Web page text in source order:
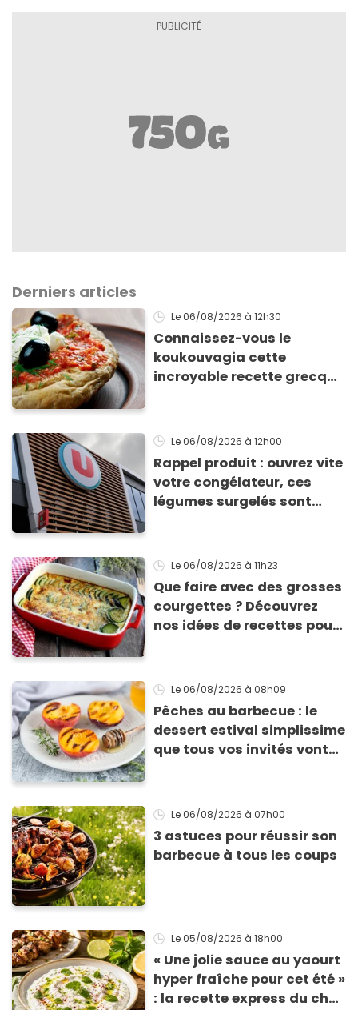
Derniers articles
Le 06/08/2026 à 12h30
Connaissez-vous le
koukouvagia cette
incroyable recette grecque
Le 06/08/2026 à 12h00
Rappel produit : ouvrez vite
votre congélateur, ces
légumes surgelés sont
Le 06/08/2026 à 11h23
Que faire avec des grosses
courgettes ? Découvrez
nos idées de recettes pour
Le 06/08/2026 à 08h09
Pêches au barbecue : le
dessert estival simplissime
que tous vos invités vont
Le 06/08/2026 à 07h00
3 astuces pour réussir son
barbecue à tous les coups
Le 05/08/2026 à 18h00
« Une jolie sauce au yaourt
hyper fraîche pour cet été »
: la recette express du chef